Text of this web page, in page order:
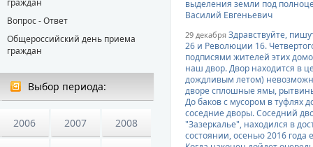
граждан
Вопрос - Ответ
Общероссийский день приема
граждан
Выбор периода:
2006 2007 2008
выделения земли под
Василий Евгеньевич
29 декабря Здравствуйте,
26 и Революции 16.
подписями жителей этих
наш двор. Двор находится в
дождливым летом)
дворе сплошные ямы,
До баков с мусором в туфлях
соседние дворы. Соседний
"Зазеркалье", находился в
состоянии, осенью 2016 года